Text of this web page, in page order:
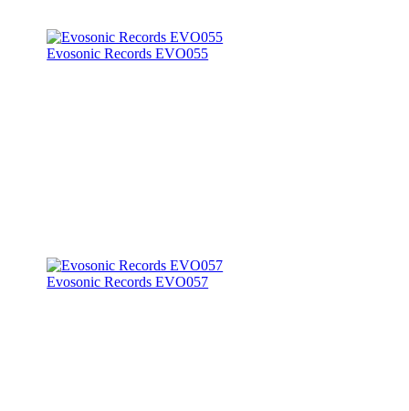
Evosonic Records EVO055
Evosonic Records EVO057